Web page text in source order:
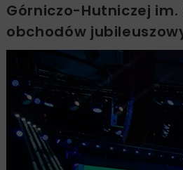
Górniczo-Hutniczej
obchodów